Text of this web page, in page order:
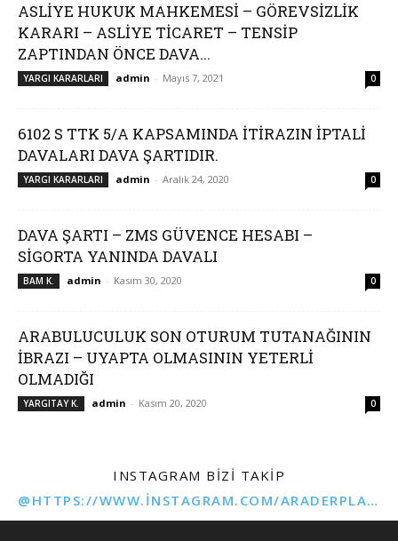
ASLİYE HUKUK MAHKEMESİ – GÖREVSİZLİK
KARARI – ASLİYE TİCARET – TENSİP
ZAPTINDAN ÖNCE DAVA...
YARGI KARARLARI admin - Mayıs 7, 2021 0
6102 S TTK 5/A KAPSAMINDA İTİRAZIN İPTALİ
DAVALARI DAVA ŞARTIDIR.
YARGI KARARLARI admin - Aralık 24, 2020 0
DAVA ŞARTI – ZMS GÜVENCE HESABI –
SİGORTA YANINDA DAVALI
BAM K. admin - Kasım 30, 2020 0
ARABULUCULUK SON OTURUM TUTANAĞININ
İBRAZI – UYAPTA OLMASININ YETERLİ
OLMADIĞI
YARGITAY K. admin - Kasım 20, 2020 0
INSTAGRAM BIZI TAKIP
@HTTPS://WWW.INSTAGRAM.COM/ARADERPLATFORMU